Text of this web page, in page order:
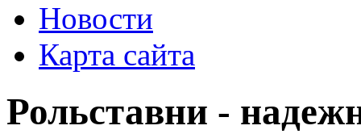
Новости
Карта сайта
Рольставни -